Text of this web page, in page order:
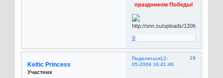
праздником Победы!
0
Поделиться 19
12-
05-2009 16:41:46
Keltic Princess
Участник